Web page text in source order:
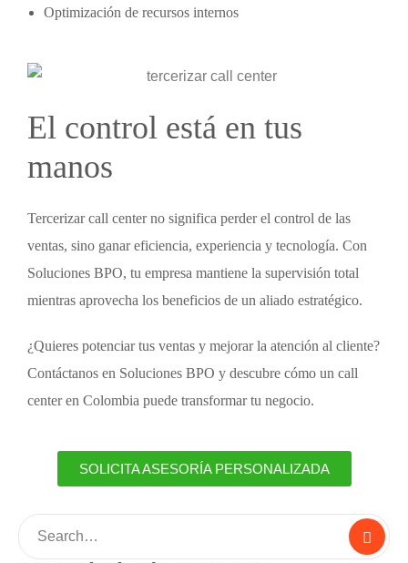
Optimización de recursos internos
El control está en tus
manos
Tercerizar call centerno significa perder el control de las
ventas, sino ganar eficiencia, experiencia y tecnología. Con
Soluciones BPO, tu empresa mantiene la supervisión total
mientras aprovecha los beneficios de un aliado estratégico.
¿Quieres potenciar tus ventas y mejorar la atención al cliente?
Contáctanos en Soluciones BPO y descubre cómo un call
center en Colombia puede transformar tu negocio.
SOLICITA ASESORÍA PERSONALIZADA